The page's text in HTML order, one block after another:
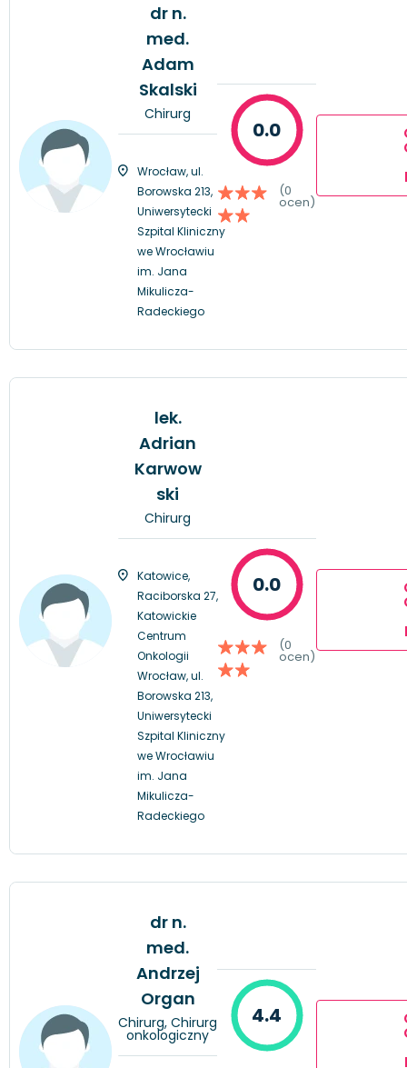
dr n.
med.
Adam
Skalski
Chirurg
Wrocław, ul.
Borowska 213,
Uniwersytecki
Szpital Kliniczny
we Wrocławiu
im. Jana
Mikulicza-
Radeckiego
0.0
(0
ocen)
lek.
Adrian
Karwow
ski
Chirurg
Katowice,
Raciborska 27,
Katowickie
Centrum
Onkologii
Wrocław, ul.
Borowska 213,
Uniwersytecki
Szpital Kliniczny
we Wrocławiu
im. Jana
Mikulicza-
Radeckiego
0.0
(0
ocen)
dr n.
med.
Andrzej
Organ
Chirurg, Chirurg
onkologiczny
4.4